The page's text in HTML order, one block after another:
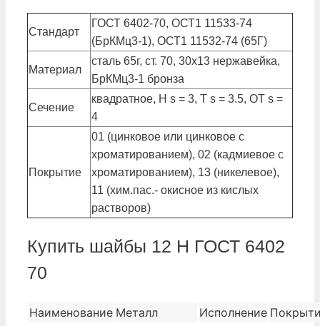
Стандарт
ГОСТ 6402-70, ОСТ1 11533-74
(БрКМц3-1), ОСТ1 11532-74 (65Г)
Материал
сталь 65г, ст. 70, 30х13 нержавейка,
БрКМц3-1 бронза
Сечение
квадратное, Н s = 3, Т s = 3.5, ОТ s =
4
Покрытие
01 (цинковое или цинковое с
хроматированием), 02 (кадмиевое с
хроматированием), 13 (никелевое),
11 (хим.пас.- окисное из кислых
растворов)
Купить шайбы 12 Н ГОСТ 6402
70
Наименование Металл Исполнение